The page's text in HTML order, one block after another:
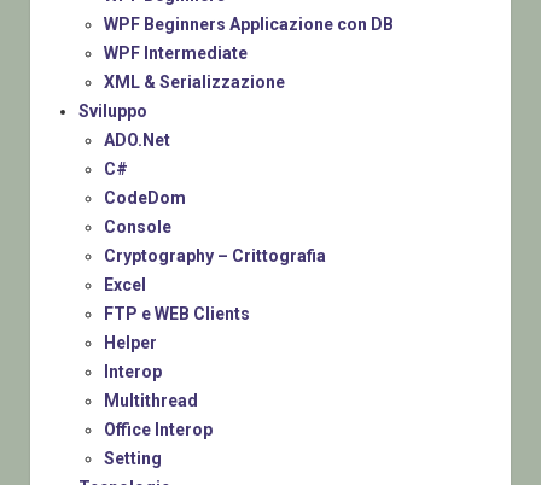
WPF Beginners Applicazione con DB
WPF Intermediate
XML & Serializzazione
Sviluppo
ADO.Net
C#
CodeDom
Console
Cryptography – Crittografia
Excel
FTP e WEB Clients
Helper
Interop
Multithread
Office Interop
Setting